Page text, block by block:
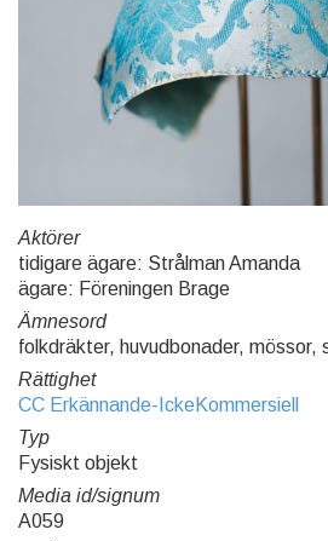
Aktörer
tidigare ägare: Strålman Amanda
ägare: Föreningen Brage
Ämnesord
folkdräkter, huvudbonader, mössor,
Rättighet
CC Erkännande-IckeKommersiell
Typ
Fysiskt objekt
Media id/signum
A059